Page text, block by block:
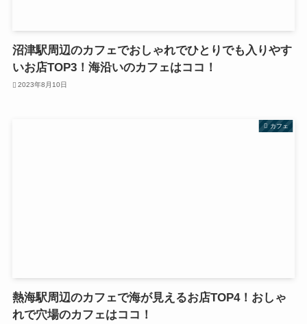
沼津駅周辺のカフェでおしゃれでひとりでも入りやす
いお店TOP3！海沿いのカフェはココ！
2023年8月10日
カフェ
熱海駅周辺のカフェで海が見えるお店TOP4！おしゃ
れで穴場のカフェはココ！